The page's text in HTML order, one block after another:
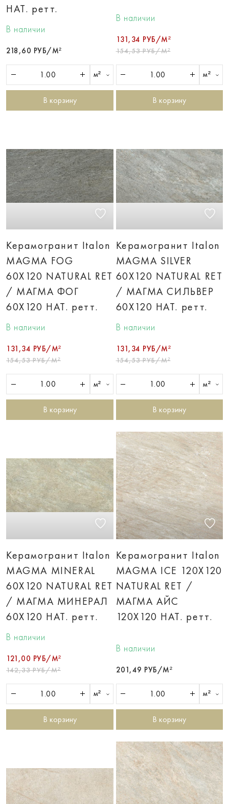
НАТ. ретт.
В наличии
218,60 РУБ/М²
м²
В корзину
В наличии
131,34 РУБ/М²
154,53 РУБ/М²
м²
В корзину
Керамогранит Italon
MAGMA FOG
60X120 NATURAL RET
/ МАГМА ФОГ
60X120 НАТ. ретт.
В наличии
131,34 РУБ/М²
154,53 РУБ/М²
м²
В корзину
Керамогранит Italon
MAGMA SILVER
60X120 NATURAL RET
/ МАГМА СИЛЬВЕР
60X120 НАТ. ретт.
В наличии
131,34 РУБ/М²
154,53 РУБ/М²
м²
В корзину
Керамогранит Italon
MAGMA MINERAL
60X120 NATURAL RET
/ МАГМА МИНЕРАЛ
60X120 НАТ. ретт.
В наличии
121,00 РУБ/М²
142,33 РУБ/М²
м²
В корзину
Керамогранит Italon
MAGMA ICE 120X120
NATURAL RET /
МАГМА АЙС
120X120 НАТ. ретт.
В наличии
201,49 РУБ/М²
м²
В корзину